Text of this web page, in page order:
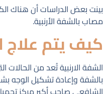
بينت بعض الدراسات أن هناك
مصاب بالشفة الأرنبية.
كيف يتم علاج
الشفة الارنبية تُعد من
بالشفة وإعادة تشكيل